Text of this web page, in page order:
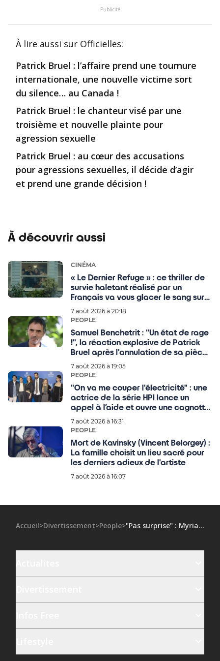
Publicité
À lire aussi sur Officielles:
Patrick Bruel : l’affaire prend une tournure
internationale, une nouvelle victime sort
du silence… au Canada !
Patrick Bruel : le chanteur visé par une
troisième et nouvelle plainte pour
agression sexuelle
Patrick Bruel : au cœur des accusations
pour agressions sexuelles, il décide d’agir
et prend une grande décision !
À découvrir aussi
CINÉMA
« Le Dernier Refuge » : ce thriller de
survie haletant réalisé par un
Français va vous glacer le sang sur
Netflix
7 août 2026 à 20:18
PEOPLE
Samuel Benchetrit : "Un état de rage
!", la réaction explosive de Patrick
Bruel après l'annulation de sa pièce
de théâtre
7 août 2026 à 19:05
PEOPLE
"On va me couper l'électricité" : une
actrice de la série HPI lance un
appel à l’aide et ouvre une cagnotte
pour l'aider financièrement !
7 août 2026 à 16:31
PEOPLE
Mort de Kavinsky (Vincent Belorgey) :
La famille choisit un lieu sacré pour
les derniers adieux de l'artiste
7 août 2026 à 16:07
Accueil>Divertissement>People> "Pas surprise" : Myriam Abel donne son avis sur les accusations de viols contre Patrick Bruel